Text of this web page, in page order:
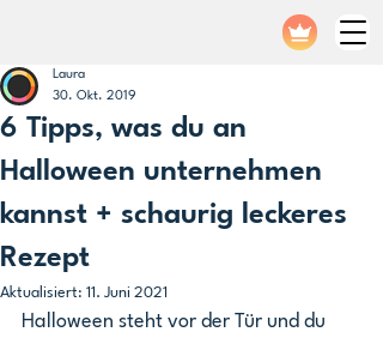
6 Tipps, was du an
Halloween unternehmen
kannst + schaurig leckeres
Rezept
Laura
30. Okt. 2019
Aktualisiert: 11. Juni 2021
Halloween steht vor der Tür und du